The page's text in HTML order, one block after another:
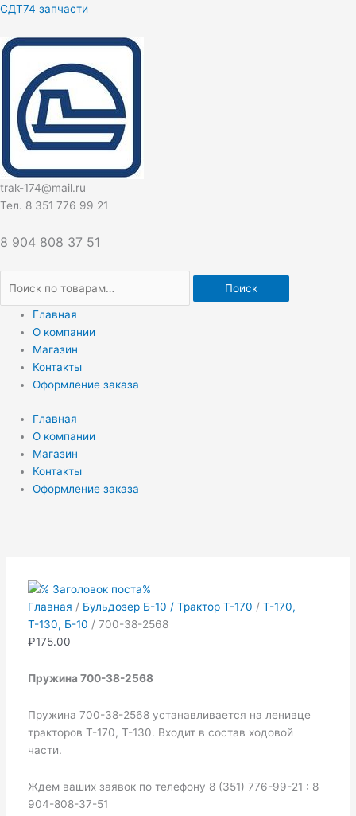
Перейти
содержимому
СДТ74 запчасти
trak-174@mail.ru
Тел. 8 351 776 99 21
8 904 808 37 51
Искать:
Поиск
Главная
О компании
Магазин
Контакты
Оформление заказа
Главная
О компании
Магазин
Контакты
Оформление заказа
Главная / Бульдозер Б-10 / Трактор Т-170 / Т-170,
Т-130, Б-10 / 700-38-2568
₽175.00
Пружина 700-38-2568
Пружина 700-38-2568 устанавливается на ленивце
тракторов Т-170, Т-130. Входит в состав ходовой
части.
Ждем ваших заявок по телефону 8 (351) 776-99-21 : 8
904-808-37-51
2568